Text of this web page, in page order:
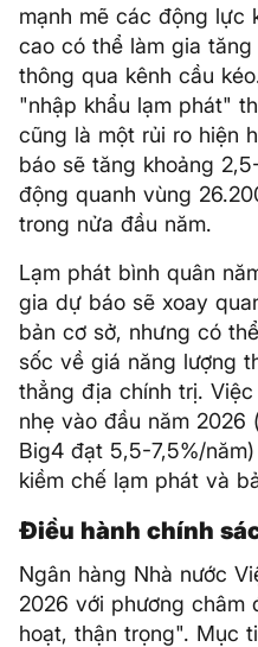
mạnh mẽ các động lực
cao có thể làm gia
thông qua kênh cầu
"nhập khẩu lạm phát"
cũng là một rủi ro hiện
báo sẽ tăng khoảng
động quanh vùng
trong nửa đầu năm.
Lạm phát bình quân
gia dự báo sẽ xoay
bản cơ sở, nhưng có
sốc về giá năng lượng
thẳng địa chính trị. Việc
nhẹ vào đầu năm 2026
Big4 đạt 5,5-7,5%/
kiềm chế lạm phát và
Điều hành chính
Ngân hàng Nhà nước
2026 với phương châm
hoạt, thận trọng". Mục